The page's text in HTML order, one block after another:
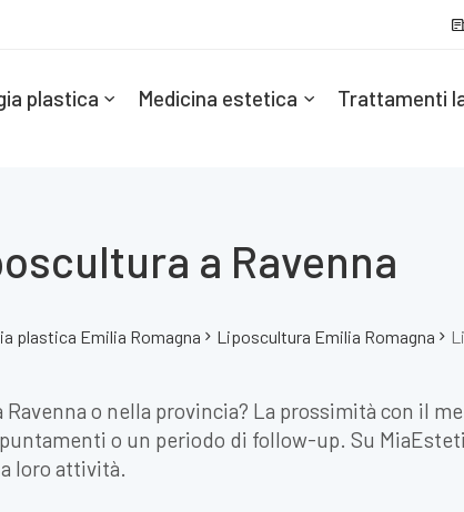
plastica Medicina estetica Trattamenti
a Ravenna
plastica Emilia Romagna Liposcultura Emilia Romagna
o nella provincia? La prossimità con il
o un periodo di follow-up. Su
loro attività.